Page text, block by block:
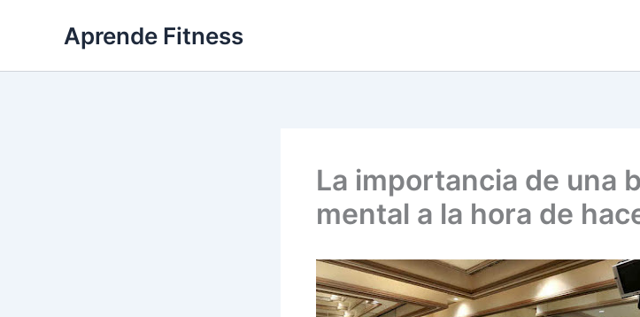
Aprende Fitness
La importancia de una
mental a la hora de